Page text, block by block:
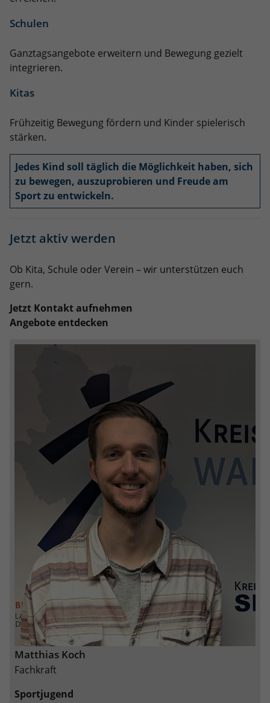
Schulen
Ganztagsangebote erweitern und Bewegung gezielt
integrieren.
Kitas
Frühzeitig Bewegung fördern und Kinder spielerisch
stärken.
Jedes Kind soll täglich die Möglichkeit haben, sich
zu bewegen, auszuprobieren und Freude am
Sport zu entwickeln.
Jetzt aktiv werden
Ob Kita, Schule oder Verein – wir unterstützen euch
gern.
Jetzt Kontakt aufnehmen
Angebote entdecken
Matthias Koch
Fachkraft
Sportjugend
Seiten in anonymisierter Form.
Name
Anbieter Google Analytics
Zweck
Dieser Cookie identifiziert die Besucher
nach Alter, Geschlecht oder Interessen
und nutzt dazu den DoubleClick des
Name _ga_Q9HMJRS88D
Anbieter
Laufzeit 2 Jahre
Wird verwendet, um den Sitzungsstatus